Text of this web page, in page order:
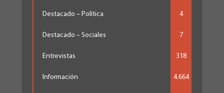
Destacado – Política 4
Destacado – Sociales 7
Entrevistas 318
Información 4.664